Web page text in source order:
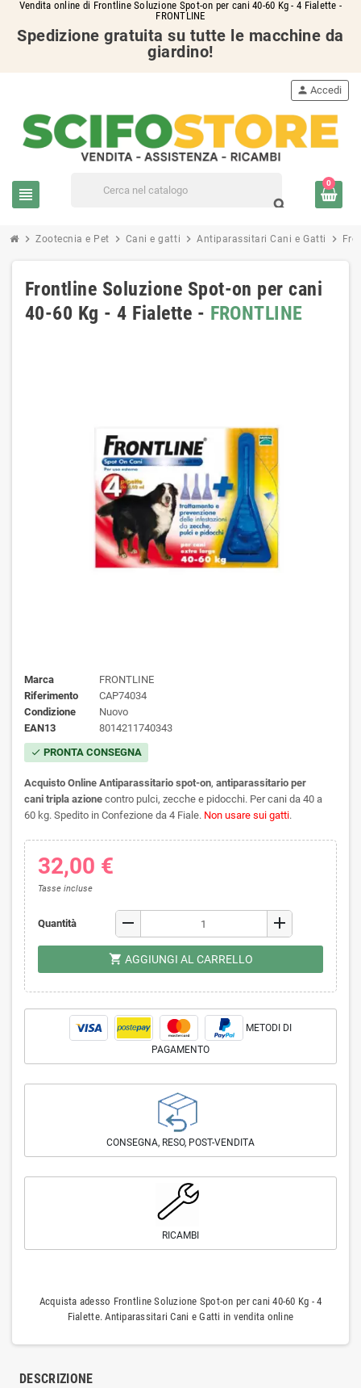
Vendita online di Frontline Soluzione Spot-on per cani 40-60 Kg - 4 Fialette -
FRONTLINE
Spedizione gratuita su tutte le macchine da
giardino!
view_headline
search
person Accedi
0
chevron_right Zootecnia e Pet chevron_right Cani e gatti chevron_right Antiparassitari Cani e Gatti chevron_right
Frontline Soluzione Spot-on per cani
40-60 Kg - 4 Fialette - FRONTLINE
Marca
FRONTLINE
Riferimento
CAP74034
Condizione
Nuovo
EAN13
8014211740343
check PRONTA CONSEGNA
Acquisto Online Antiparassitario spot-on, antiparassitario per
cani tripla azione contro pulci, zecche e pidocchi. Per cani da 40 a
60 kg. Spedito in Confezione da 4 Fiale. Non usare sui gatti.
32,00 €
Tasse incluse
Quantità remove add
shopping_cart AGGIUNGI AL CARRELLO
METODI DI
PAGAMENTO
CONSEGNA, RESO, POST-VENDITA
RICAMBI
Acquista adesso Frontline Soluzione Spot-on per cani 40-60 Kg - 4
Fialette. Antiparassitari Cani e Gatti in vendita online
DESCRIZIONE